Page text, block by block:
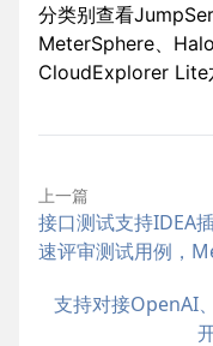
分类别查看
MeterSphere、
CloudExplorer Lite
上一篇
接口测试支持IDEA
速评审测试用例，
支持对接OpenAI